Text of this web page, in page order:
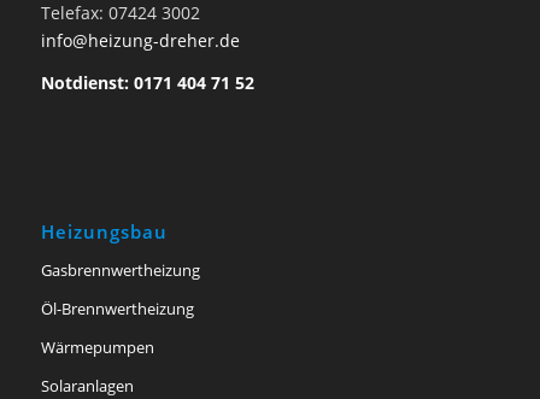
Telefax: 07424 3002
info@heizung-dreher.de
Notdienst: 0171 404 71 52
Heizungsbau
Gasbrennwertheizung
Öl-Brennwertheizung
Wärmepumpen
Solaranlagen